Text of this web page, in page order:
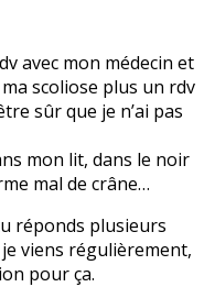
avec mon médecin et
scoliose plus un rdv
sûr que je n’ai pas
mon lit, dans le noir
mal de crâne…
réponds plusieurs
viens régulièrement,
pour ça.